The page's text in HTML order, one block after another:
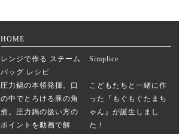
HOME
レンジで作る スチーム
バッグ レシピ
Simplice
圧力鍋の本領発揮。口
の中でとろける豚の角
煮。圧力鍋の扱い方の
ポイントを動画で解
こどもたちと一緒に作
った『もぐもぐたまち
ゃん』が誕生しまし
た！